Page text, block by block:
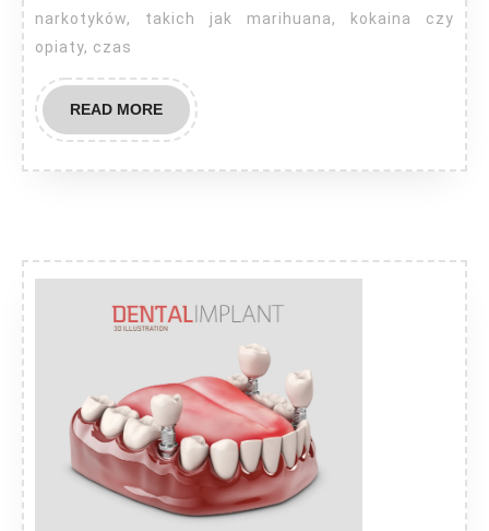
narkotyków, takich jak marihuana, kokaina czy
opiaty, czas
READ MOREREAD
MORE